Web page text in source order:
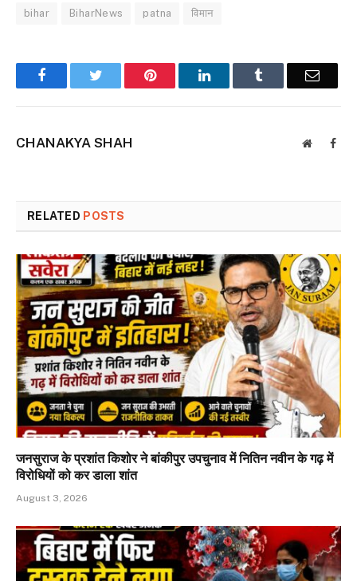
bihar BiharNews patna विमान
FacebookTwitter Pinterest LinkedInTumblr Email
CHANAKYA SHAH Website
RELATED POSTS
जनसुराज के प्रशांत किशोर ने बांकीपुर उपचुनाव में नितिन नवीन के गढ़ में
विरोधियों को कर डाला शांत
August 3, 2026